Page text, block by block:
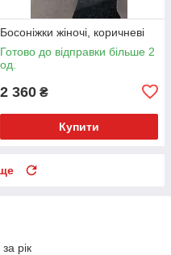
Босоніжки жіночі, коричневі
Готово до відправки більше 2
од.
2 360 ₴
Купити
рік